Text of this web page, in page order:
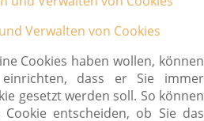
Verwalten von Cookies
Cookies haben wollen, können
dass er Sie immer
gesetzt werden soll. So können
entscheiden, ob Sie das